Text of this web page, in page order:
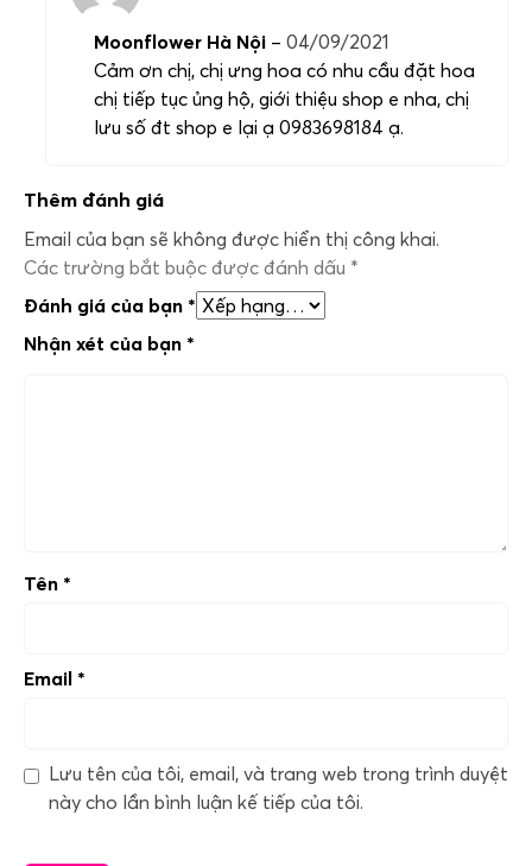
Moonflower Hà Nội – 04/09/2021
Cảm ơn chị, chị ưng hoa có nhu cầu đặt hoa
chị tiếp tục ủng hộ, giới thiệu shop e nha, chị
lưu số đt shop e lại ạ 0983698184 ạ.
Thêm đánh giá
Email của bạn sẽ không được hiển thị công khai.
Các trường bắt buộc được đánh dấu *
Đánh giá của bạn *
Nhận xét của bạn *
Tên *
Email *
Lưu tên của tôi, email, và trang web trong trình duyệt
này cho lần bình luận kế tiếp của tôi.